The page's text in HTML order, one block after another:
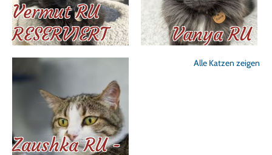
Vermut RU
RESERVIERT
Vanya RU
Zaushka RU -
Alle Katzen zeigen